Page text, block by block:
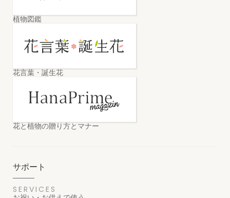
植物図鑑
花言葉・誕生花
花と植物の贈り方とマナー
サポート
SERVICES